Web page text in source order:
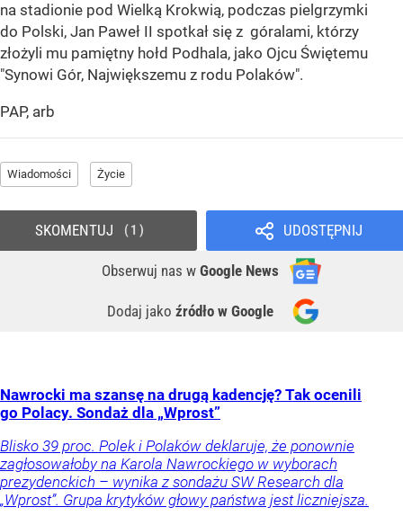
na stadionie pod Wielką Krokwią, podczas pielgrzymki
do Polski, Jan Paweł II spotkał się z góralami, którzy
złożyli mu pamiętny hołd Podhala, jako Ojcu Świętemu
"Synowi Gór, Największemu z rodu Polaków".
PAP, arb
Wiadomości Życie
UDOSTĘPNIJ
Obserwuj nas w Google News
Dodaj jako źródło w Google
SKOMENTUJ 1
Nawrocki ma szansę na drugą kadencję? Tak ocenili
go Polacy. Sondaż dla „Wprost”
Blisko 39 proc. Polek i Polaków deklaruje, że ponownie
zagłosowałoby na Karola Nawrockiego w wyborach
prezydenckich – wynika z sondażu SW Research dla
„Wprost”. Grupa krytyków głowy państwa jest liczniejsza.